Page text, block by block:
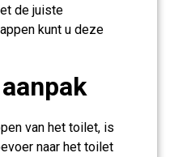
de juiste
kunt u deze
van het toilet, is
naar het toilet